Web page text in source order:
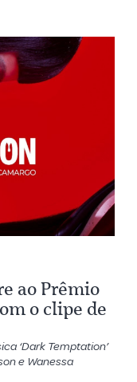
ao Prêmio
o clipe de
‘Dark Temptation’
e Wanessa